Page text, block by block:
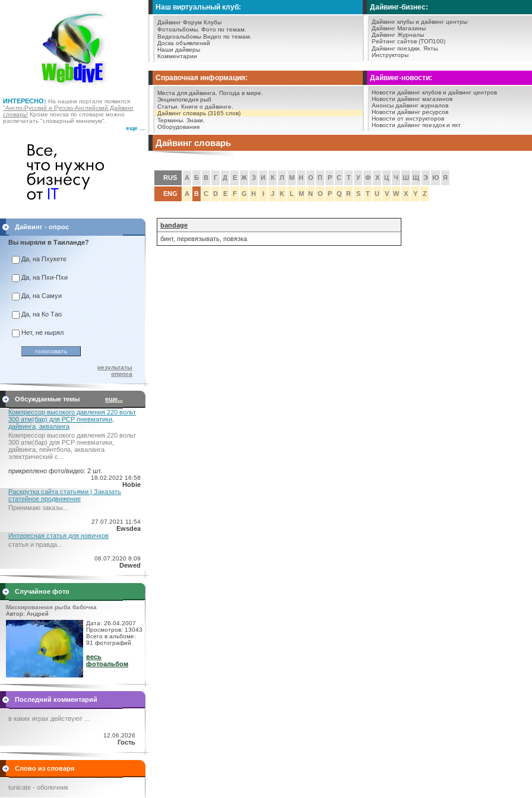
ИНТЕРЕСНО: На нашем портале появился
"Англо-Русский и Русско-Английский Дайвинг
словарь! Кроме поиска по словарю можно
распечатать "словарный минимум".
еще ...
Наш виртуальный клуб:
Дайвинг Форум Клубы
Фотоальбомы. Фото по темам.
Видеоальбомы Видео по темам.
Доска объявлений
Наши дайверы
Комментарии
Дайвинг-бизнес:
Дайвинг клубы и дайвинг центры
Дайвинг Магазины
Дайвинг Журналы
Рейтинг сайтов (ТОП100)
Дайвинг поездки.
Яхты.
Инструкторы
Справочная информация:
Места для дайвинга.
Погода в мире.
Энциклопедия рыб
Статьи.
Книги о дайвинге.
Дайвинг словарь (3165 слов)
Термины. Знаки.
Оборудование
Дайвинг-новости:
Новости дайвинг клубов и дайвинг центров
Новости дайвинг магазинов
Анонсы дайвинг журналов
Новости дайвинг ресурсов
Новости от инструкторов
Новости дайвинг поездок и яхт
Дайвинг - опрос
Вы ныряли в Таиланде?
Да, на Пхукете
Да, на Пхи-Пхи
Да, на Самуи
Да, на Ко Тао
Нет, не нырял
результаты
опроса
Обсуждаемые темы
еще...
Компрессор высокого давления 220 вольт
300 атм(бар) для PCP пневматики,
дайвинга, акваланга
Компрессор высокого давления 220 вольт
300 атм(бар) для PCP пневматики,
дайвинга, пейнтбола, акваланга
электрический c...
прикреплено фото/видео: 2 шт.
18.02.2022 16:58
Hobie
Раскрутка сайта статьями | Заказать
статейное продвижение
Принимаю заказы...
27.07.2021 11:54
Ewsdea
Интересная статья для новичков
статья и правда...
08.07.2020 8:09
Dewed
Случайное фото
Маскированная рыба бабочка
Автор: Андрей
Дата: 26.04.2007
Просмотров: 13043
Всего в альбоме:
91 фотографий
весь
фотоальбом
Последний комментарий
в каких играх действуют ...
12.06.2026
Гость
Слово из словаря
tunicate - оболочник
Дайвинг словарь
RUS А Б В Г Д Е Ж З И К Л М Н О П Р С Т У Ф Х Ц Ч Ш Щ Э Ю Я
ENG A B C D E F G H I J K L M N O P Q R S T U V W X Y Z
bandage
бинт, перевязывать, повязка